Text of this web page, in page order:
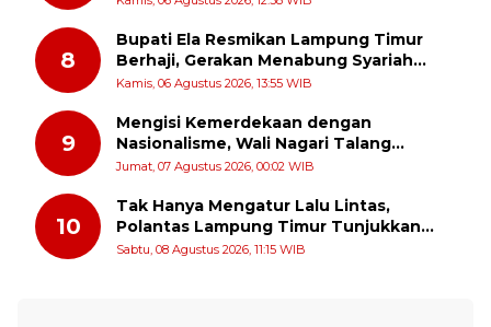
8
Bupati Ela Resmikan Lampung Timur
Berhaji, Gerakan Menabung Syariah
untuk Wujudkan Impian ke Tanah Suci
Kamis, 06 Agustus 2026, 13:55 WIB
9
Mengisi Kemerdekaan dengan
Nasionalisme, Wali Nagari Talang
Serukan Pengibaran Bendera Merah
Jumat, 07 Agustus 2026, 00:02 WIB
10
Tak Hanya Mengatur Lalu Lintas,
Polantas Lampung Timur Tunjukkan
Kepedulian Sosial
Sabtu, 08 Agustus 2026, 11:15 WIB